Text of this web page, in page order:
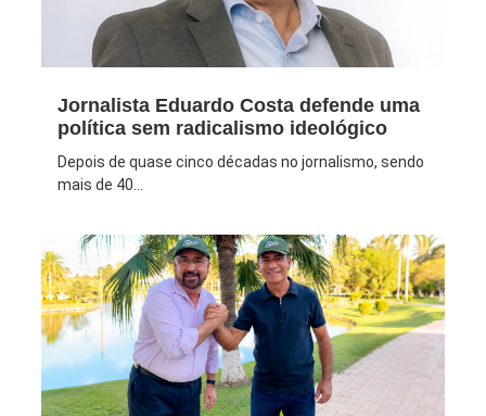
Jornalista Eduardo Costa defende uma
política sem radicalismo ideológico
Depois de quase cinco décadas no jornalismo, sendo
mais de 40...